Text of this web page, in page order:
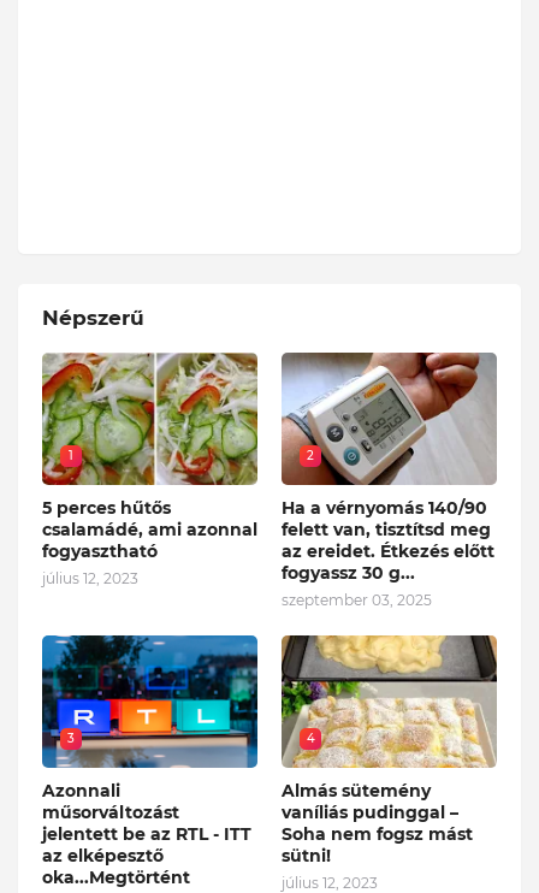
Népszerű
1
5 perces hűtős
csalamádé, ami azonnal
fogyasztható
július 12, 2023
2
Ha a vérnyomás 140/90
felett van, tisztítsd meg
az ereidet. Étkezés előtt
fogyassz 30 g...
szeptember 03, 2025
3
Azonnali
műsorváltozást
jelentett be az RTL - ITT
az elképesztő
oka...Megtörtént
4
Almás sütemény
vaníliás pudinggal –
Soha nem fogsz mást
sütni!
július 12, 2023